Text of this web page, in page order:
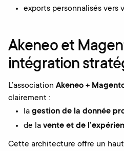
exports personnalisés vers
Akeneo et
intégration
L’association Akeneo +
clairement :
la gestion de la donnée
de la vente et de
Cette architecture offre un